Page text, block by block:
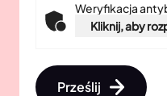
Weryfikacja
Kliknij, aby
Prześlij